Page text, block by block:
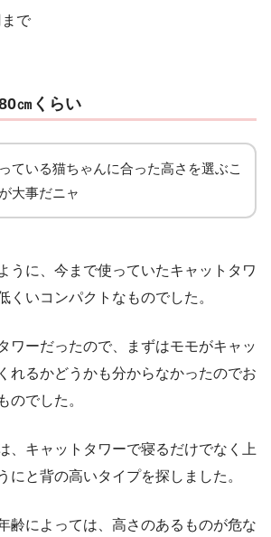
で
㎝くらい
ている猫ちゃんに合った高さを選ぶこ
大事だニャ
うに、今まで使っていたキャットタワ
くいコンパクトなものでした。
ワーだったので、まずはモモがキャッ
れるかどうかも分からなかったのでお
のでした。
、キャットタワーで寝るだけでなく上
にと背の高いタイプを探しました。
齢によっては、高さのあるものが危な